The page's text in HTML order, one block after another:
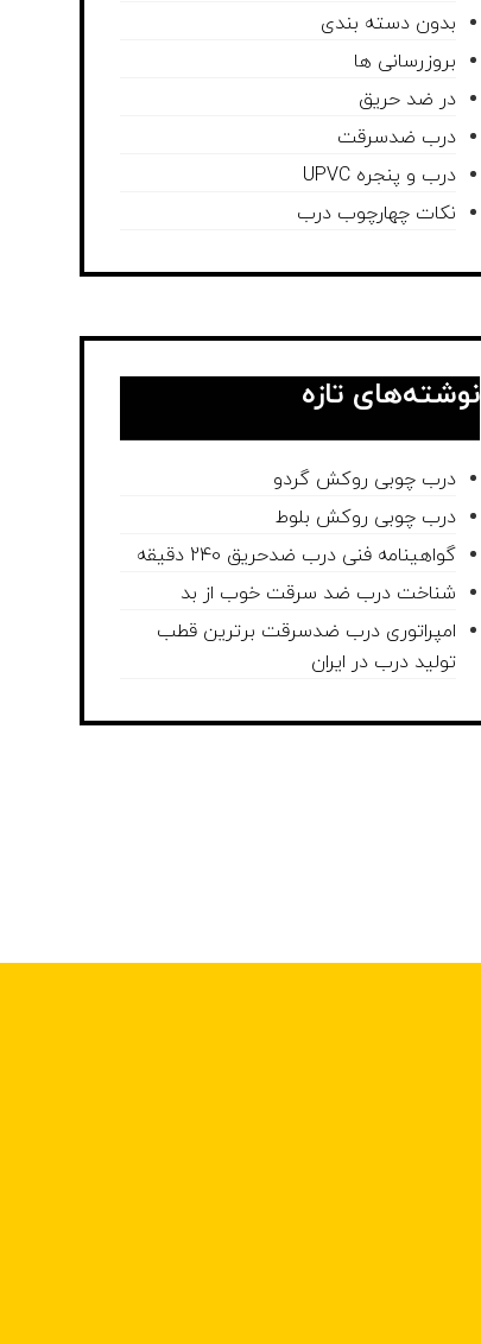
بدون دسته بندی
بروزرسانی ها
در ضد حریق
درب ضدسرقت
درب و پنجره UPVC
نکات چهارچوب درب
نوشته‌های تازه
درب چوبی روکش گردو
درب چوبی روکش بلوط
گواهینامه فنی درب ضدحریق 240 دقیقه
شناخت درب ضد سرقت خوب از بد
امپراتوری درب ضدسرقت برترین قطب
تولید درب در ایران